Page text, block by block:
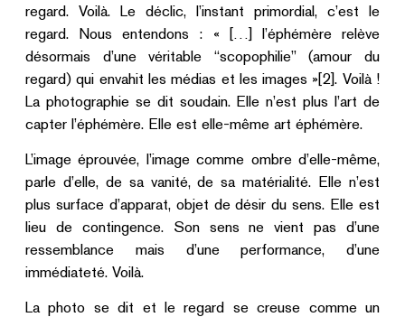
regard. Voilà. Le déclic, l’instant primordial, c’est le
regard. Nous entendons : « […] l’éphémère relève
désormais d’une véritable “scopophilie” (amour du
regard) qui envahit les médias et les images »[2]. Voilà !
La photographie se dit soudain. Elle n’est plus l’art de
capter l’éphémère. Elle est elle-même art éphémère.
L’image éprouvée, l’image comme ombre d’elle-même,
parle d’elle, de sa vanité, de sa matérialité. Elle n’est
plus surface d’apparat, objet de désir du sens. Elle est
lieu de contingence. Son sens ne vient pas d’une
ressemblance mais d’une performance, d’une
immédiateté. Voilà.
La photo se dit et le regard se creuse comme un